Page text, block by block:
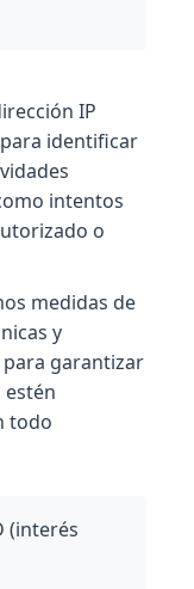
IP
identificar
intentos
o
medidas de
y
garantizar
todo
(interés